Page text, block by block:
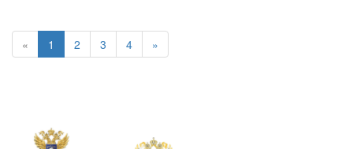
« 1 2 3 4 »